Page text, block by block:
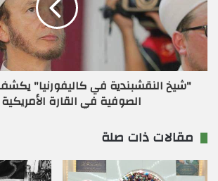
"شيخ النقشبندية في كاليفورنيا"
الصوفية في القارة
مقالات ذات صلة